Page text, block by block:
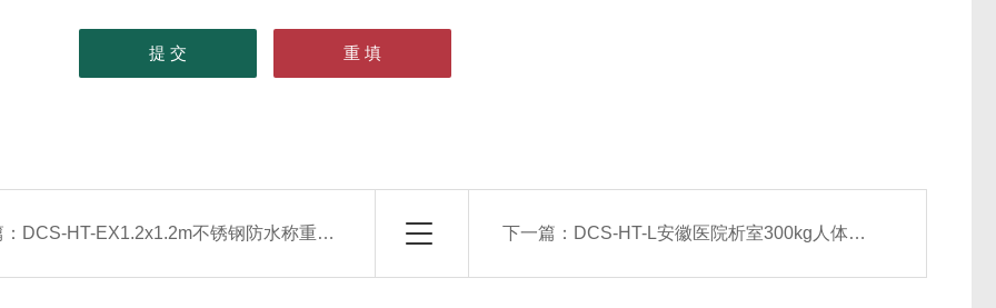
DCS-HT-EX1.2x1.2m不锈钢防水称重电子地磅 2吨地磅 下一篇： DCS-HT-L安徽医院析室300kg人体称重轮椅称